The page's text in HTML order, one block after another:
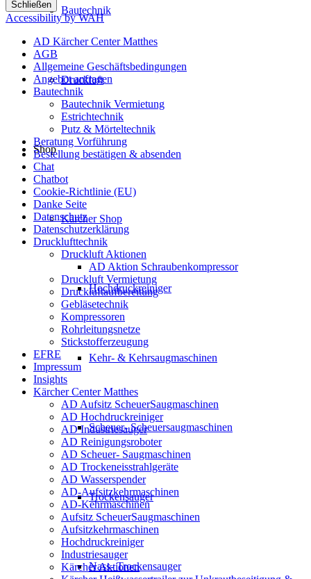
Bautechnik
Druckluft
Shop
Kärcher Shop
Hochdruckreiniger
Kehr- & Kehrsaugmaschinen
Scheuer- Scheuersaugmaschinen
Trockensauger
Nass- Trockensauger
Schließen
Accessibility by WAH
AD Kärcher Center Matthes
AGB
Allgemeine Geschäftsbedingungen
Angebot anfragen
Bautechnik
Bautechnik Vermietung
Estrichtechnik
Putz & Mörteltechnik
Beratung Vorführung
Bestellung bestätigen & absenden
Chat
Chatbot
Cookie-Richtlinie (EU)
Danke Seite
Datenschutz
Datenschutzerklärung
Drucklufttechnik
Druckluft Aktionen
AD Aktion Schraubenkompressor
Druckluft Vermietung
Druckluftaufbereitung
Gebläsetechnik
Kompressoren
Rohrleitungsnetze
Stickstofferzeugung
EFRE
Impressum
Insights
Kärcher Center Matthes
AD Aufsitz ScheuerSaugmaschinen
AD Hochdruckreiniger
AD Industriesauger
AD Reinigungsroboter
AD Scheuer- Saugmaschinen
AD Trockeneisstrahlgeräte
AD Wasserspender
AD-Aufsitzkehrmaschinen
AD-Kehrmaschinen
Aufsitz ScheuerSaugmaschinen
Aufsitzkehrmaschinen
Hochdruckreiniger
Industriesauger
Kärcher Aktionen